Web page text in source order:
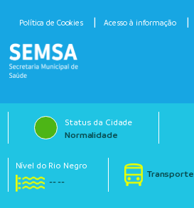
Política de Cookies Acesso à informação
Status da Cidade
Normalidade
Nível do Rio Negro
-- --
Transporte